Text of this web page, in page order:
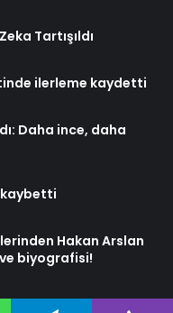
Tartışıldı
ilerleme kaydetti
Daha ince, daha
kaybetti
Hakan Arslan
ve biyografisi!